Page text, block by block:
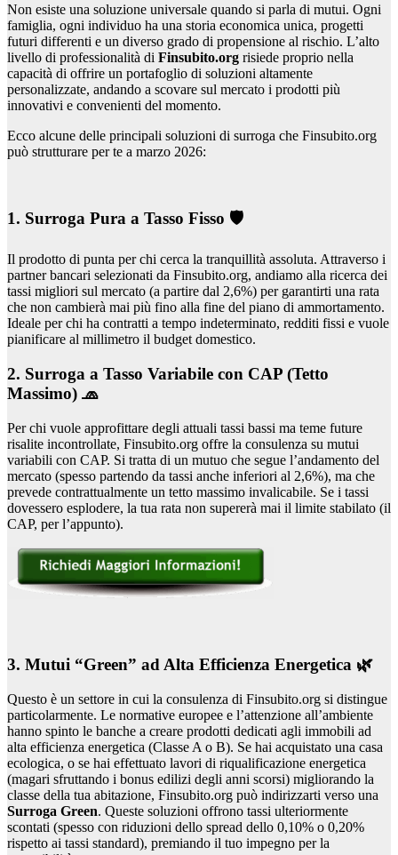
Non esiste una soluzione universale quando si parla di mutui. Ogni
famiglia, ogni individuo ha una storia economica unica, progetti
futuri differenti e un diverso grado di propensione al rischio. L’alto
livello di professionalità di Finsubito.org risiede proprio nella
capacità di offrire un portafoglio di soluzioni altamente
personalizzate, andando a scovare sul mercato i prodotti più
innovativi e convenienti del momento.
Ecco alcune delle principali soluzioni di surroga che Finsubito.org
può strutturare per te a marzo 2026:
1. Surroga Pura a Tasso Fisso 🛡️
Il prodotto di punta per chi cerca la tranquillità assoluta. Attraverso i
partner bancari selezionati da Finsubito.org, andiamo alla ricerca dei
tassi migliori sul mercato (a partire dal 2,6%) per garantirti una rata
che non cambierà mai più fino alla fine del piano di ammortamento.
Ideale per chi ha contratti a tempo indeterminato, redditi fissi e vuole
pianificare al millimetro il budget domestico.
2. Surroga a Tasso Variabile con CAP (Tetto
Massimo) 🧢
Per chi vuole approfittare degli attuali tassi bassi ma teme future
risalite incontrollate, Finsubito.org offre la consulenza su mutui
variabili con CAP. Si tratta di un mutuo che segue l’andamento del
mercato (spesso partendo da tassi anche inferiori al 2,6%), ma che
prevede contrattualmente un tetto massimo invalicabile. Se i tassi
dovessero esplodere, la tua rata non supererà mai il limite stabilato (il
CAP, per l’appunto).
3. Mutui “Green” ad Alta Efficienza Energetica 🌿
Questo è un settore in cui la consulenza di Finsubito.org si distingue
particolarmente. Le normative europee e l’attenzione all’ambiente
hanno spinto le banche a creare prodotti dedicati agli immobili ad
alta efficienza energetica (Classe A o B). Se hai acquistato una casa
ecologica, o se hai effettuato lavori di riqualificazione energetica
(magari sfruttando i bonus edilizi degli anni scorsi) migliorando la
classe della tua abitazione, Finsubito.org può indirizzarti verso una
Surroga Green. Queste soluzioni offrono tassi ulteriormente
scontati (spesso con riduzioni dello spread dello 0,10% o 0,20%
rispetto ai tassi standard), premiando il tuo impegno per la